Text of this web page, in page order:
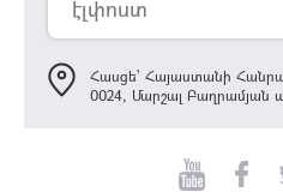
Հասցե՝ Հայաստանի
0024, Մարշալ Բաղրամյան